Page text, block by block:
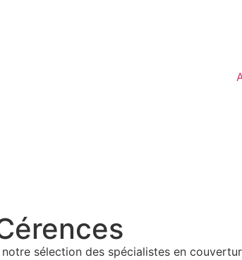
sélection des spécialistes en